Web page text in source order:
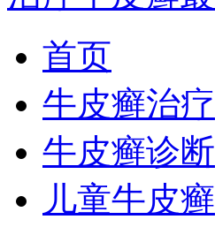
首页
牛皮癣治疗
牛皮癣诊断
儿童牛皮癣